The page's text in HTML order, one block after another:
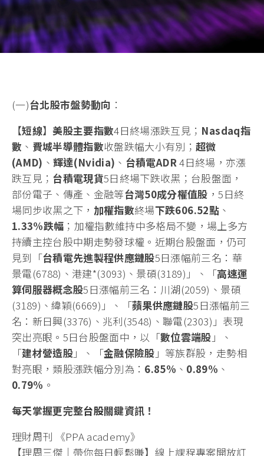
(一)台北股市盤勢動向 ：
【短線】美股主要指數4日終場漲跌互見； Nasdaq指
數 、 費城半導體指數收盤跌幅大小有別；超微
(AMD) 、輝達(Nvidia) 、 台積電ADR4日終場，亦漲
跌互見； 台積電現貨5日終場下跌收黑；台股盤面，
部份電子、傳產、金融等台灣50成分權值股 ，5日終
場同步收黑之下， 加權指數終場下跌606.52點、
1.33%跌幅 ；加權指數維持中多格局不變，場上多方
持續主控台股中期走勢發球權。近期台股盤面，仍可
見到「台積電先進製程供應鏈股5日漲幅前三名：華
景電(6788)、港建*(3093)、景碩(3189)」、「高速運
算伺服器概念股5日漲幅前三名：川湖(2059)、景碩
(3189)、緯穎(6669)」、「蘋果供應鏈股5日漲幅前三
名：新日興(3376)、兆利(3548)、聯電(2303)」表現
突出亮眼。5日台股盤面中，以「數位雲端股 」、
「建材營造股 」、「金融保險股 」等族群股，走勢相
對亮眼，類股漲跌幅分別為： 6.85% 、 0.89% 、
0.79% 。
每天掌握更完整台股關鍵資訊！
理財周刊 《PPA academy》
【理周三傑｜帶你每日輕鬆賺】線上課程專案開放訂